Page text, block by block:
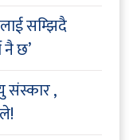
सम्झिदै
नै छ’
संस्कार ,